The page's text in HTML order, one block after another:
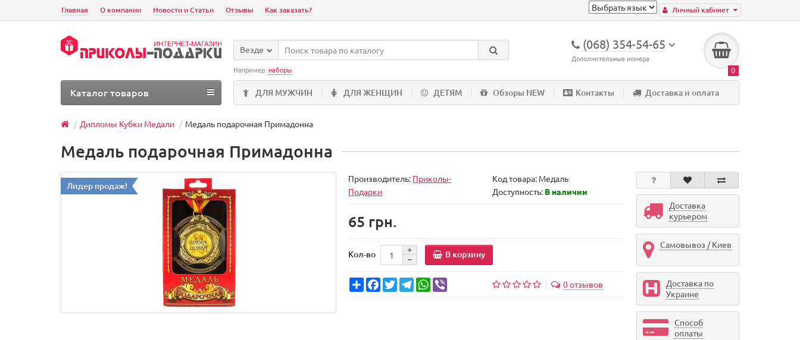
Личный кабинет
Главная О компании Новости и Статьи Отзывы Как заказать?
(068) 354-54-65
Дополнительные номера
0
Везде
Например: наборы
ДЛЯ МУЖЧИН ДЛЯ ЖЕНЩИН ДЕТЯМ Обзоры NEW Контакты Доставка и оплата
Каталог товаров
Дипломы Кубки Медали Медаль подарочная Примадонна
Медаль подарочная Примадонна
Лидер продаж!
Производитель: Приколы-
Подарки
Код товара: Медаль
Доступность: В наличии
65 грн.
Кол-во В корзину
ShareFacebook
TwitterTelegramWhatsApp 0 отзывов
Доставка
курьером
Самовывоз / Киев
Доставка по
Украине
Способ
оплаты